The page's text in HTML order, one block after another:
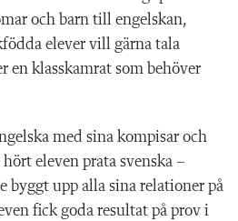
och barn till engelskan,
elever vill gärna tala
en klasskamrat som behöver
med sina kompisar och
eleven prata svenska –
byggt upp alla sina relationer på
fick goda resultat på prov i